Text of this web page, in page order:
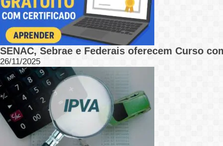
SENAC, Sebrae e Federais oferecem Curso
26/11/2025